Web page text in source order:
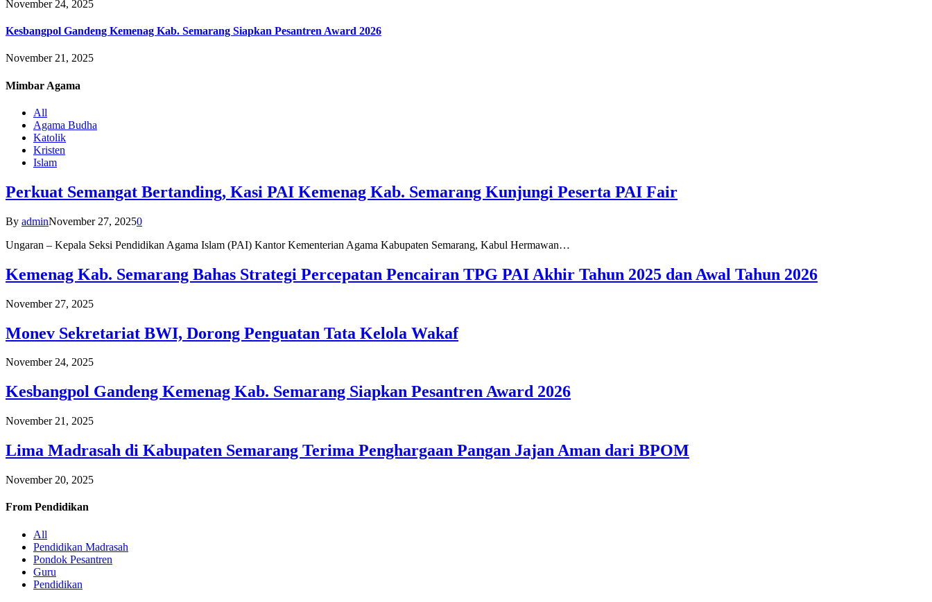
November 24, 2025
Kesbangpol Gandeng Kemenag Kab. Semarang Siapkan Pesantren Award 2026
November 21, 2025
Mimbar Agama
All
Agama Budha
Katolik
Kristen
Islam
Perkuat Semangat Bertanding, Kasi PAI Kemenag Kab. Semarang Kunjungi Peserta PAI Fair
By adminNovember 27, 20250
Ungaran – Kepala Seksi Pendidikan Agama Islam (PAI) Kantor Kementerian Agama Kabupaten Semarang, Kabul Hermawan…
Kemenag Kab. Semarang Bahas Strategi Percepatan Pencairan TPG PAI Akhir Tahun 2025 dan Awal Tahun 2026
November 27, 2025
Monev Sekretariat BWI, Dorong Penguatan Tata Kelola Wakaf
November 24, 2025
Kesbangpol Gandeng Kemenag Kab. Semarang Siapkan Pesantren Award 2026
November 21, 2025
Lima Madrasah di Kabupaten Semarang Terima Penghargaan Pangan Jajan Aman dari BPOM
November 20, 2025
From Pendidikan
All
Pendidikan Madrasah
Pondok Pesantren
Guru
Pendidikan